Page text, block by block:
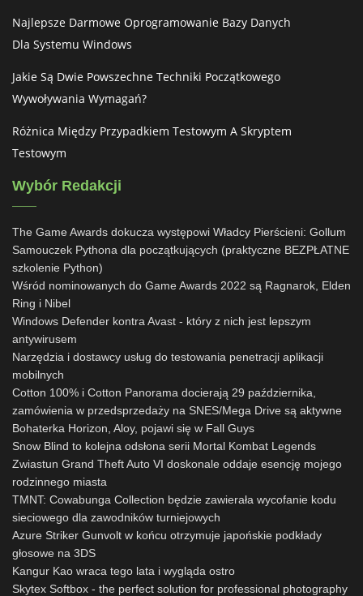
Najlepsze Darmowe Oprogramowanie Bazy Danych
Dla Systemu Windows
Jakie Są Dwie Powszechne Techniki Początkowego
Wywoływania Wymagań?
Różnica Między Przypadkiem Testowym A Skryptem
Testowym
Wybór Redakcji
The Game Awards dokucza występowi Władcy Pierścieni: Gollum
Samouczek Pythona dla początkujących (praktyczne BEZPŁATNE
szkolenie Python)
Wśród nominowanych do Game Awards 2022 są Ragnarok, Elden
Ring i Nibel
Windows Defender kontra Avast - który z nich jest lepszym
antywirusem
Narzędzia i dostawcy usług do testowania penetracji aplikacji
mobilnych
Cotton 100% i Cotton Panorama docierają 29 października,
zamówienia w przedsprzedaży na SNES/Mega Drive są aktywne
Bohaterka Horizon, Aloy, pojawi się w Fall Guys
Snow Blind to kolejna odsłona serii Mortal Kombat Legends
Zwiastun Grand Theft Auto VI doskonale oddaje esencję mojego
rodzinnego miasta
TMNT: Cowabunga Collection będzie zawierała wycofanie kodu
sieciowego dla zawodników turniejowych
Azure Striker Gunvolt w końcu otrzymuje japońskie podkłady
głosowe na 3DS
Kangur Kao wraca tego lata i wygląda ostro
Skytex Softbox - the perfect solution for professional photography